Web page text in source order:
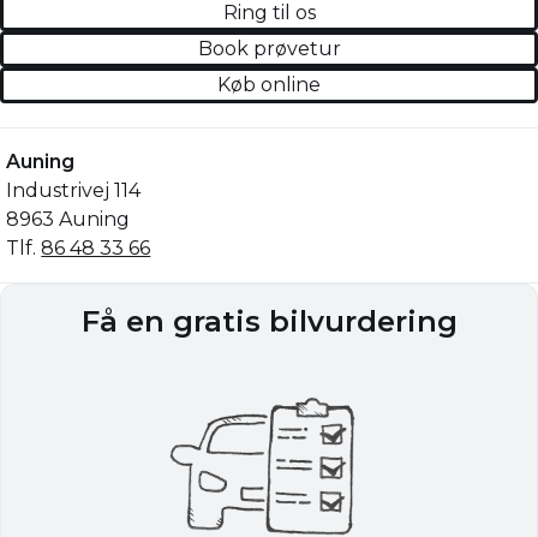
Ring til os
Book prøvetur
Køb online
Auning
Industrivej 114
8963 Auning
Tlf.86 48 33 66
Få en gratis bilvurdering